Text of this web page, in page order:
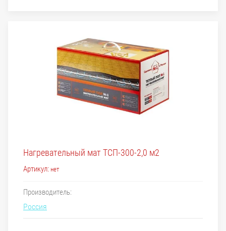
Нагревательный мат ТСП-300-2,0 м2
Артикул: нет
Производитель:
Россия